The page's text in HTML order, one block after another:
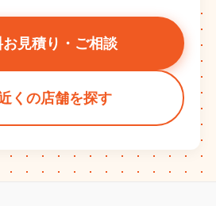
見積り・ご相談
くの店舗を探す